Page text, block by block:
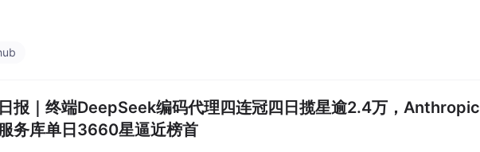
报｜终端DeepSeek编码代理四连冠四日揽星逾2.4万，Anthropic
务库单日3660星逼近榜首